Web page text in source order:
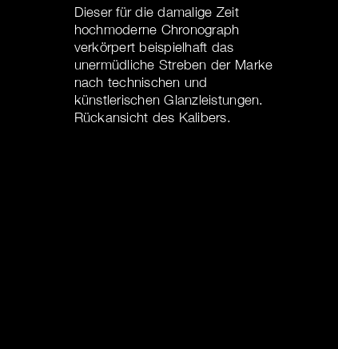
Dieser für die damalige Zeit
hochmoderne Chronograph
verkörpert beispielhaft das
unermüdliche Streben der Marke
nach technischen und
künstlerischen Glanzleistungen.
Rückansicht des Kalibers.